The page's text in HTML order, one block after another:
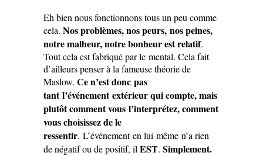
Eh bien nous fonctionnons tous un peu comme
cela. Nos problèmes, nos peurs, nos peines,
notre malheur, notre bonheur est relatif.
Tout cela est fabriqué par le mental. Cela fait
d’ailleurs penser à la fameuse théorie de
Maslow. Ce n’est donc pas
tant l’événement extérieur qui compte, mais
plutôt comment vous l’interprétez, comment
vous choisissez de le
ressentir. L’événement en lui-même n’a rien
de négatif ou de positif, il EST. Simplement.